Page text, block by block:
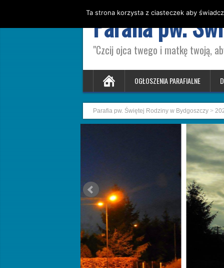
Parafia pw.
"Czcij ojca twego i matkę twoją,
OGŁOSZENIA PARAFIALNE
Parafia pw. Świętej Rodziny w Bydgoszczy >
Ta strona korzysta z ciasteczek aby